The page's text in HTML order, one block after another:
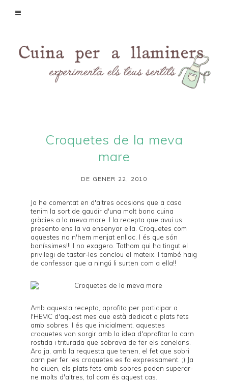
Croquetes de la meva
mare
DE GENER 22, 2010
Ja he comentat en d'altres ocasions que a casa
tenim la sort de gaudir d'una molt bona cuina
gràcies a la meva mare. I la recepta que avui us
presento ens la va ensenyar ella. Croquetes com
aquestes no n'hem menjat enlloc. I és que són
boníssimes!!! I no exagero. Tothom qui ha tingut el
privilegi de tastar-les conclou el mateix. I també haig
de confessar que a ningú li surten com a ella!!
Amb aquesta recepta, aprofito per participar a
l'HEMC d'aquest mes que està dedicat a plats fets
amb sobres . I és que inicialment, aquestes
croquetes van sorgir amb la idea d'aprofitar la carn
rostida i triturada que sobrava de fer els canelons
Ara ja, amb la requesta que tenen, el fet que sobri
carn per fer les croquetes es fa expressament. ;) Ja
ho diuen, els plats fets amb sobres poden superar-
ne molts d'altres, tal com és aquest cas.